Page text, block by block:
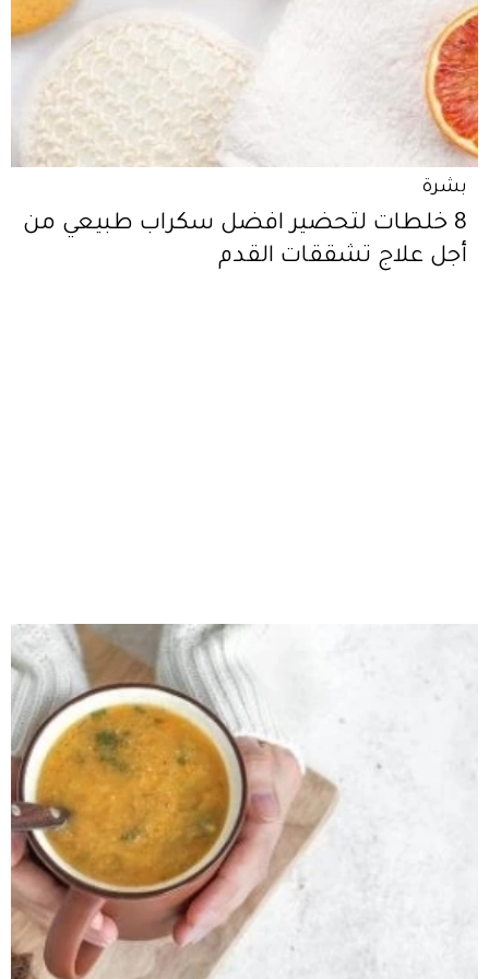
بشرة
8 خلطات لتحضير افضل سكراب طبيعي من
أجل علاج تشققات القدم